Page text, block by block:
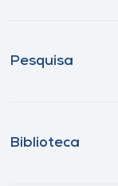
Pesquisa
Biblioteca